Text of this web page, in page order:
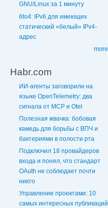
GNU/Linux за 1 минуту
6to4: IPv6 для имеющих
статический «белый» IPv4-
адрес
more
Habr.com
ИИ-агенты заговорили на
языке OpenTelemetry: два
сигнала от MCP и Otel
Полезная жвачка: бобовая
камедь для борьбы с ВПЧ и
бактериями в полости рта
Подключил 18 провайдеров
входа и понял, что стандарт
OAuth не соблюдает почти
никто
Управление проектами: 10
самых интересных публикаций